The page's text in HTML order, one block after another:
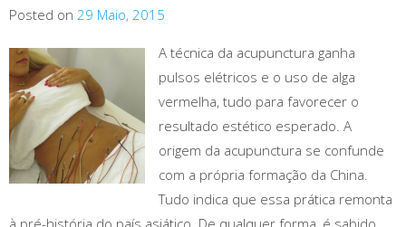
Posted on 29 Maio, 2015
A técnica da acupunctura ganha
pulsos elétricos e o uso de alga
vermelha, tudo para favorecer o
resultado estético esperado. A
origem da acupunctura se confunde
com a própria formação da China.
Tudo indica que essa prática remonta